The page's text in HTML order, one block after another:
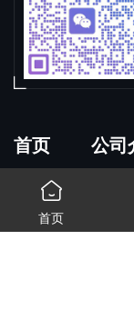
首页 公司
© 2026 上海钥匙知

首页